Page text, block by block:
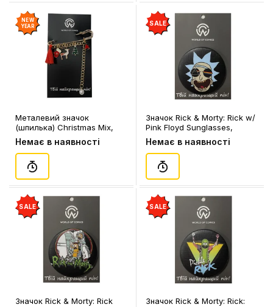
NEW
YEAR
Металевий значок
(шпилька) Christmas Mix,
(12103)
Немає в наявності
SALE
Значок Rick & Morty: Rick w/
Pink Floyd Sunglasses,
(13451)
Немає в наявності
SALE
Значок Rick & Morty: Rick
SALE
Значок Rick & Morty: Rick: